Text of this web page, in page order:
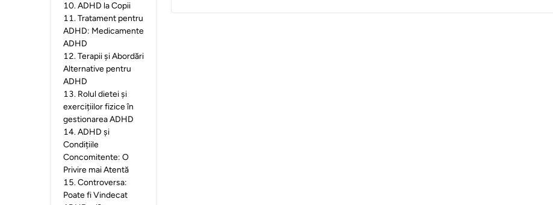
10.ADHD la Copii
11.Tratament pentru
ADHD: Medicamente
ADHD
12.Terapii și Abordări
Alternative pentru
ADHD
13. Rolul dietei și
exercițiilor fizice în
gestionarea ADHD
14.ADHD și
Condițiile
Concomitente: O
Privire mai Atentă
15.Controversa:
Poate fi Vindecat